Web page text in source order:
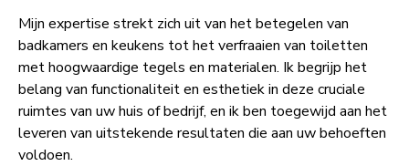
Mijn expertise strekt zich uit van het betegelen van
badkamers en keukens tot het verfraaien van toiletten
met hoogwaardige tegels en materialen. Ik begrijp het
belang van functionaliteit en esthetiek in deze cruciale
ruimtes van uw huis of bedrijf, en ik ben toegewijd aan het
leveren van uitstekende resultaten die aan uw behoeften
voldoen.